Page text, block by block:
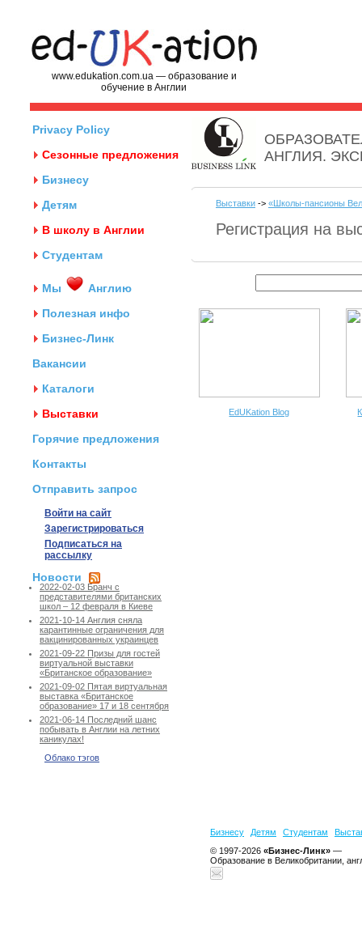
www.edukation.com.ua — образование и
обучение в Англии
Privacy Policy
Сезонные предложения
Бизнесу
Детям
В школу в Англии
Студентам
Мы
Англию
Полезная инфо
Бизнес-Линк
Вакансии
Каталоги
Выставки
Горячие предложения
Контакты
Отправить запрос
Войти на сайт
Зарегистрироваться
Подписаться на
рассылку
Новости
2022-02-03 Бранч с
представителями британских
школ – 12 февраля в Киеве
2021-10-14 Англия сняла
карантинные ограничения для
вакцинированных украинцев
2021-09-22 Призы для гостей
виртуальной выставки
«Британское образование»
2021-09-02 Пятая виртуальная
выставка «Британское
образование» 17 и 18 сентября
2021-06-14 Последний шанс
побывать в Англии на летних
каникулах!
Облако тэгов
АНГЛИЯ.
Выставки -> «Школы-пансионы
Регистрация на
EdUKation Blog
Бизнесу Детям Студентам
© 1997-2026 «Бизнес-Линк» —
Образование в Великобритании,